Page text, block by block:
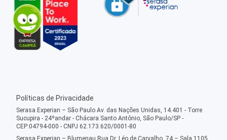
Políticas de Privacidade
Serasa Experian – São Paulo Av. das Nações Unidas, 14.401 - Torre
Sucupira - 24ºandar - Chácara Santo Antônio, São Paulo/SP -
CEP:04794-000 - CNPJ 62.173.620/0001-80
Serasa Experian – Blumenau Rua Dr. Léo de Carvalho, 74 – Sala 1105